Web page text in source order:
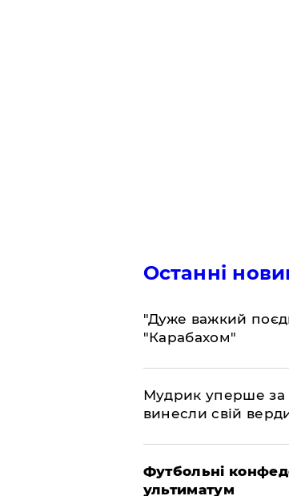
Останні
"Дуже важкий
"Карабахом"
​Мудрик уперше за
винесли свій
Футбольні
ультиматум